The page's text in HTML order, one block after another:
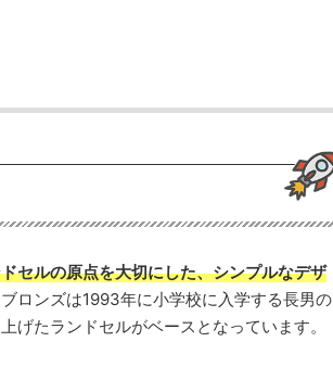
セルの原点を大切にした、シンプルなデザ
ロンズは1993年に小学校に入学する長男の
げたランドセルがベースとなっています。